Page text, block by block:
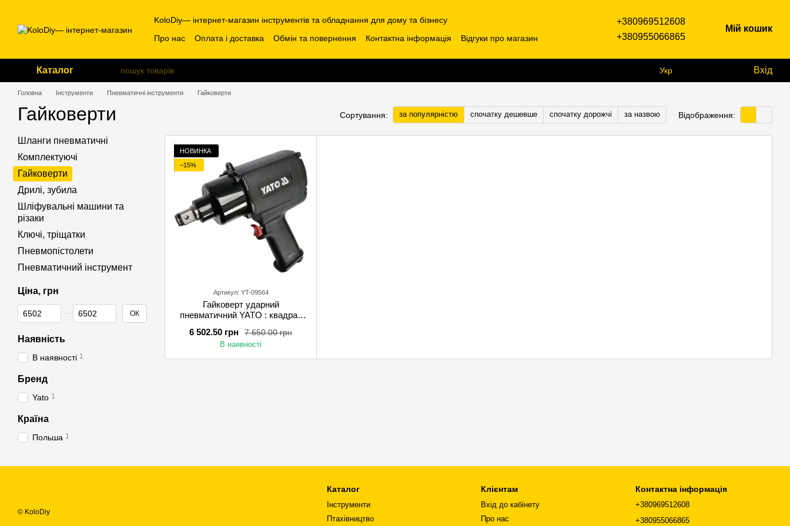
KoloDiy— інтернет-магазин інструментів та обладнання для дому та бізнесу
Про нас
Оплата і доставка Обмін та повернення Контактна інформація Відгуки про магазин
+380969512608
+380955066865
Мій кошик
Каталог Укр Вхід
Головна Інструменти Пневматичні інструменти Гайковерти
Гайковерти Сортування: за популярністю спочатку дешевше спочатку дорожчі за назвою Відображення:
НОВИНКА
−15%
Артикул: YT-09564
Гайковерт ударний
пневматичний YATO : квадрат
7 650.00 грн
6 502.50 грн
В наявності
Шланги пневматичні
Комплектуючі
Гайковерти
Дрилі, зубила
Шліфувальні машини та
різаки
Ключі, тріщатки
Пневмопістолети
Пневматичний інструмент
Ціна, грн
Від Ціна, грн
До Ціна, грн ОК
Наявність
В наявності 1
Бренд
Yato 1
Країна
Польша 1
© KoloDiy
Каталог
Інструменти
Птахівництво
Клієнтам
Вхід до кабінету
Про нас
Контактна інформація
+380969512608
+380955066865